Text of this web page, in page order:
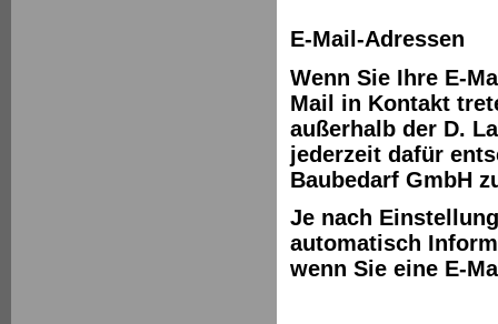
E-Mail-Adressen
Wenn Sie Ihre E-
Mail in Kontakt
außerhalb der D.
jederzeit dafür
Baubedarf GmbH
Je nach
automatisch
wenn Sie eine E-